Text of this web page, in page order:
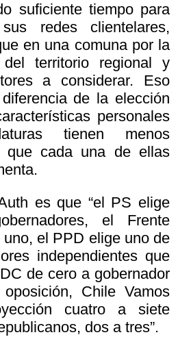
suficiente tiempo para
redes clientelares,
en una comuna por la
del territorio regional y
a considerar. Eso
de la elección
personales
tienen menos
que cada una de ellas
es que “el PS elige
el Frente
el PPD elige uno de
independientes que
de cero a gobernador
Chile Vamos
cuatro a siete
dos a tres”.